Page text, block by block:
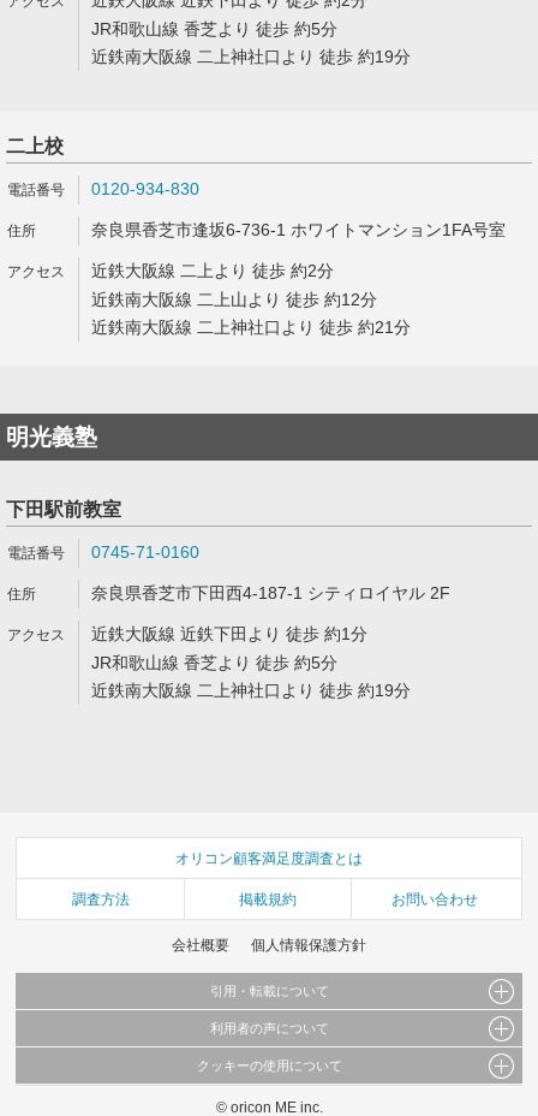
JR和歌山線 香芝より 徒歩 約5分
近鉄南大阪線 二上神社口より 徒歩 約19分
二上校
0120-934-830
奈良県香芝市逢坂6-736-1 ホワイトマンション1FA号室
近鉄大阪線 二上より 徒歩 約2分
近鉄南大阪線 二上山より 徒歩 約12分
近鉄南大阪線 二上神社口より 徒歩 約21分
明光義塾
下田駅前教室
0745-71-0160
奈良県香芝市下田西4-187-1 シティロイヤル 2F
近鉄大阪線 近鉄下田より 徒歩 約1分
JR和歌山線 香芝より 徒歩 約5分
近鉄南大阪線 二上神社口より 徒歩 約19分
オリコン顧客満足度調査とは
調査方法 掲載規約 お問い合わせ
会社概要 個人情報保護方針
引用・転載について
当サイトで公開されている情報（文字、写真、イラスト、画像データ等）及びこれらの配
これらの情報を権利者の許可なく無断転載・複製などの二次利用を行うことは固く禁じて
利用者の声について
当サイトに掲載している内容はすべてサービスの利用者が提出された見解・感想です。
弊社の見解・ 意見ではないことをご理解いただいた上でご覧ください。
クッキーの使用について
このサイトでは Cookie を使用して、ユーザーに合わせたコンテンツや広告の表示、ソー
© oricon ME inc.